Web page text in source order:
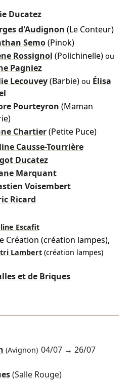
Ducatez
d'Audignon (Le Conteur)
Semo (Pinok)
Rossignol (Polichinelle) ou
Pagniez
Lecouvey (Barbie) ou Élisa
Pourteyron (Maman
Chartier (Petite Puce)
Causse-Tourrière
Ducatez
Marquant
Voisembert
Ricard
Escafit
Création (création lampes),
Lambert (création lampes)
et de Briques
(Avignon) 04/07 →26/07
(Salle Rouge)